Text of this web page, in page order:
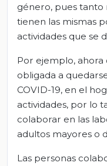
género, pues
tienen las mismas
actividades que se
Por ejemplo, ahora
obligada a
COVID-19, en el
actividades, por lo
colaborar en las
adultos mayores o
Las personas